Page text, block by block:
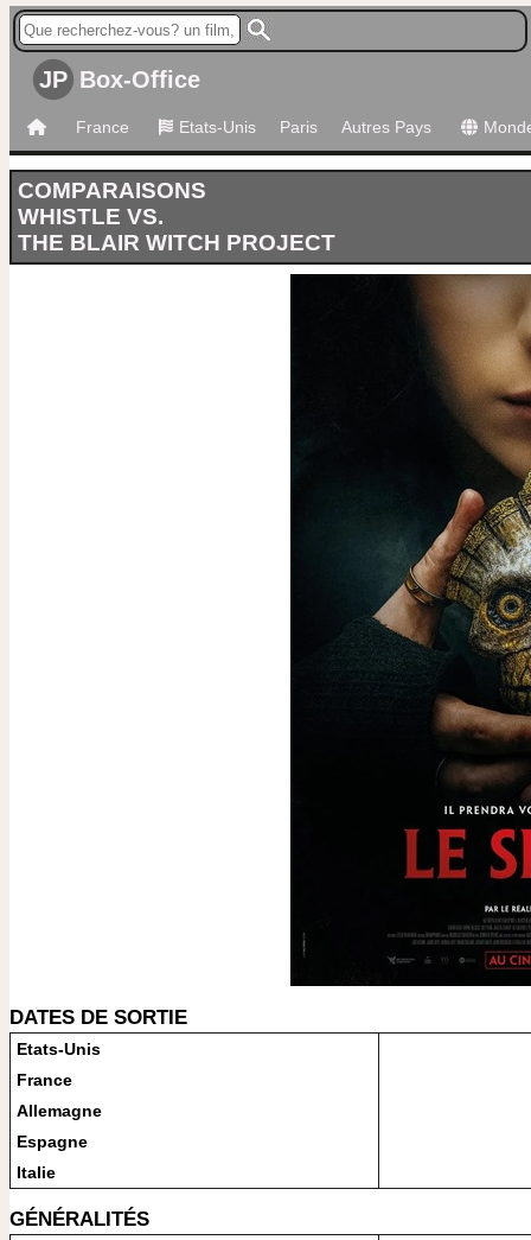
JP Box-Office
France Etats-Unis Paris Autres Pays
COMPARAISONS
WHISTLE VS.
THE BLAIR WITCH PROJECT
DATES DE SORTIE
Etats-Unis
France
Allemagne
Espagne
Italie
GÉNÉRALITÉS